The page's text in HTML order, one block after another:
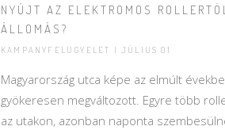
NYÚJT AZ ELEKTROMOS
ÁLLOMÁS?
KAMPANYFELUGYELET | JÚLIUS 01
Magyarország utca képe az elmúlt
gyökeresen megváltozott. Egyre több
az utakon, azonban naponta